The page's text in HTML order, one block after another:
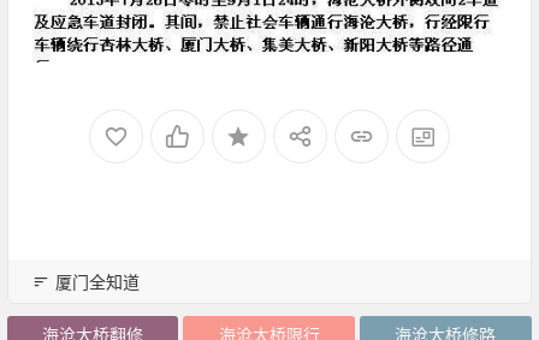
厦门全知道
海沧大桥翻修 海沧大桥限行 海沧大桥修路